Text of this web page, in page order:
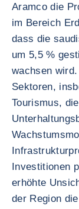
Aramco die
im Bereich
dass die
um 5,5 %
wachsen
Sektoren,
Tourismus,
Investitionen
erhöhte
der Region